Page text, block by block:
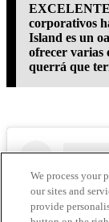
EXCELENTE
corporativos
Island es un
ofrecer varias
querrá que
We process your
our sites and
provide